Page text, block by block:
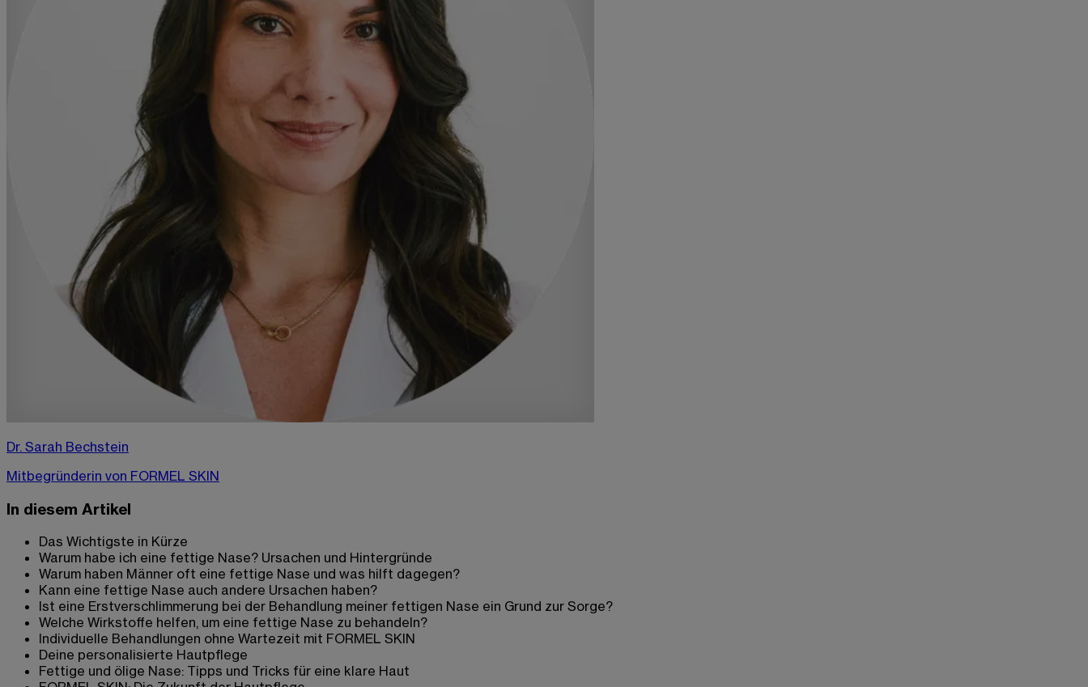
Dr. Sarah Bechstein
Mitbegründerin von FORMEL SKIN
In diesem Artikel
Das Wichtigste in Kürze
Warum habe ich eine fettige Nase? Ursachen und Hintergründe
Warum haben Männer oft eine fettige Nase und was hilft dagegen?
Kann eine fettige Nase auch andere Ursachen haben?
Ist eine Erstverschlimmerung bei der Behandlung meiner fettigen Nase ein Grund zur Sorge?
Welche Wirkstoffe helfen, um eine fettige Nase zu behandeln?
Individuelle Behandlungen ohne Wartezeit mit FORMEL SKIN
Deine personalisierte Hautpflege
Fettige und ölige Nase: Tipps und Tricks für eine klare Haut